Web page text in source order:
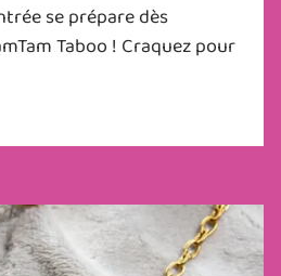
se prépare dès
Taboo ! Craquez pour